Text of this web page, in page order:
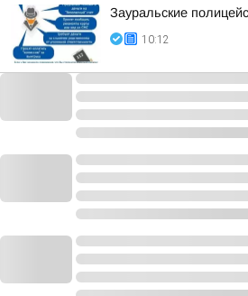
Зауральские
10:12